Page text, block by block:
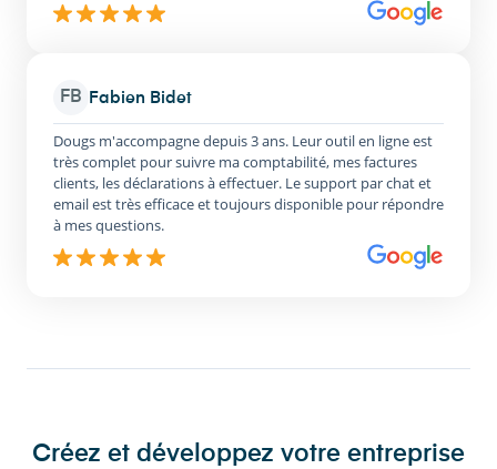
FB Fabien Bidet
Dougs m'accompagne depuis 3 ans. Leur outil en ligne est
très complet pour suivre ma comptabilité, mes factures
clients, les déclarations à effectuer. Le support par chat et
email est très efficace et toujours disponible pour répondre
à mes questions.
Créez et développez votre entreprise